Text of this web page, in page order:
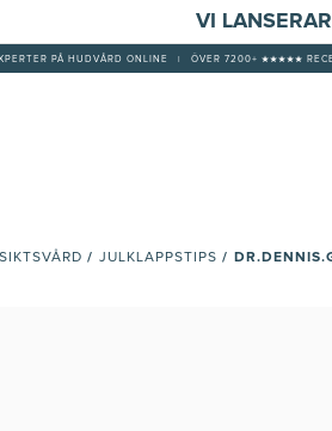
VI
PÅ HUDVÅRD ONLINE ÖVER 7200+ ★★★★★
/ JULKLAPPSTIPS /